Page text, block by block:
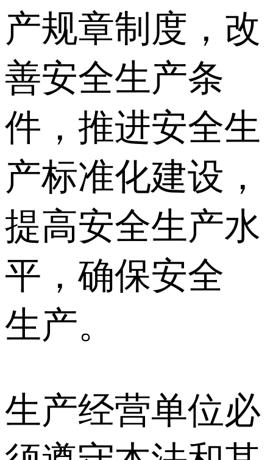
产规章制度，改
善安全生产条
件，推进安全生
产标准化建设，
提高安全生产水
平，确保安全
生产。
生产经营单位必